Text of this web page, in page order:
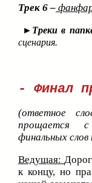
Трек 6 –
► Треки в
сценария.
- Финал
(ответное
прощается
финальных
Ведущая:
к концу, но